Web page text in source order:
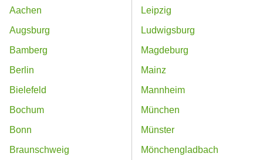
Aachen
Augsburg
Bamberg
Berlin
Bielefeld
Bochum
Bonn
Braunschweig
Leipzig
Ludwigsburg
Magdeburg
Mainz
Mannheim
München
Münster
Mönchengladbach